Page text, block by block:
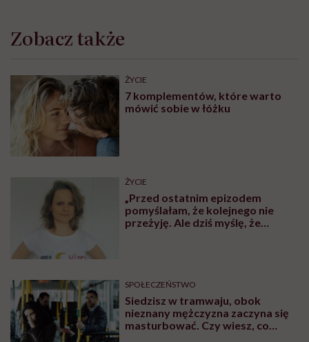
Zobacz także
ŻYCIE
7 komplementów, które warto
mówić sobie w łóżku
ŻYCIE
„Przed ostatnim epizodem
pomyślałam, że kolejnego nie
przeżyję. Ale dziś myślę, że
SPOŁECZEŃSTWO
Siedzisz w tramwaju, obok
nieznany mężczyzna zaczyna się
masturbować. Czy wiesz, co